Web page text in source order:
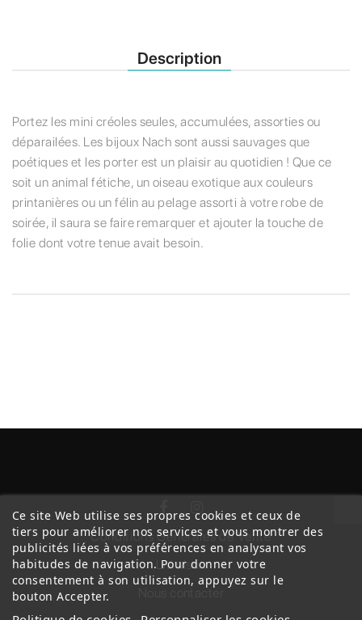
Description
Portez les mini créoles seules, accumulées, assorties ou
déparailées. Les bijoux Nach sont aussi sauvages que
poétiques et les porter est un plaisir au quotidien ! Que ce
soit un animal fétiche, un oiseau exotique aux couleurs
printanières ou un félin au pelage assorti à votre robe de
soirée, il saura se faire remarquer et ajouter la touche de
folie dont votre tenue avait besoin.
Conditions Générales de Vente
Livraison
Ce site Web utilise ses propres cookies et ceux de
tiers pour améliorer nos services et vous montrer des
publicités liées à vos préférences en analysant vos
habitudes de navigation. Pour donner votre
consentement à son utilisation, appuyez sur le
bouton Accepter.